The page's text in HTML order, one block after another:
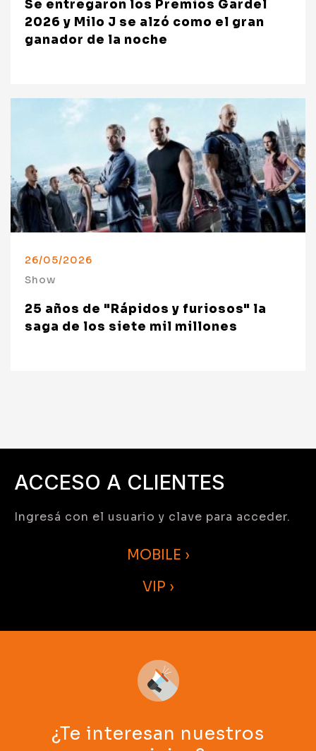
Se entregaron los Premios Gardel
2026 y Milo J se alzó como el gran
ganador de la noche
26/05/2026
Show
25 años de "Rápidos y furiosos" la
saga de los siete mil millones
ACCESO A CLIENTES
Ingresá con el usuario y clave para acceder.
MOBILE ›
VIP ›
¿Te interesan nuestros